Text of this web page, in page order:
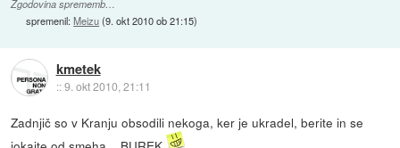
Zgodovina sprememb…
spremenil:Meizu(9. okt 2010 ob 21:15)
kmetek
::9. okt 2010, 21:11
Zadnjič so v Kranju obsodili nekoga, ker je ukradel, berite in se